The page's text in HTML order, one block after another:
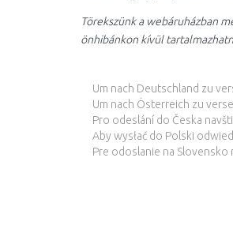
Törekszünk a webáruházban
önhibánkon kívül
Um nach Deutschland zu
Um nach Österreich zu
Pro odeslání do Česka
Aby wysłać do Polski
Pre odoslanie na Slovensko